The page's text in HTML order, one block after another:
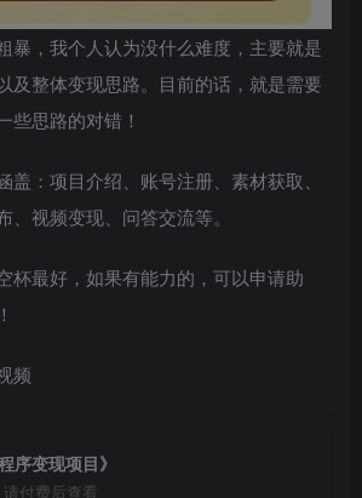
暴，我个人认为没什么难度，主要就是
及整体变现思路。目前的话，就是需要
些思路的对错！
盖：项目介绍、账号注册、素材获取、
、视频变现、问答交流等。
杯最好，如果有能力的，可以申请助
频
序变现项目》
付费后查看